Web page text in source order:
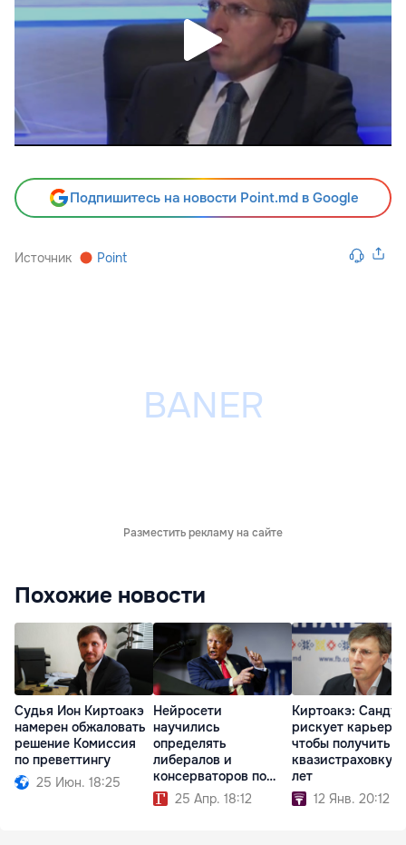
Подпишитесь на новости Point.md в Google
Источник Point
Разместить рекламу на сайте
Похожие новости
Судья Ион Киртоакэ
намерен обжаловать
решение Комиссия
по преветтингу
25 Июн. 18:25
Нейросети
научились
определять
либералов и
консерваторов по
фото25 Апр. 18:12
Киртоакэ: Санду
рискует
чтобы получить
квазистраховку
лет
12 Янв. 20:12